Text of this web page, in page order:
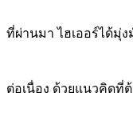
ที่ผ่านมา ไฮเออร์ได้มุ่
ต่อเนื่อง ด้วยแนวคิดที่